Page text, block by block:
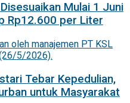
Mulai 1 Juni
Rp12.600 per Liter
Tebar Kepedulian,
untuk Masyarakat